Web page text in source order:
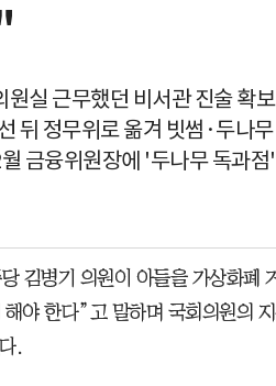
원실 근무했던 비서관 진술 확보
뒤 정무위로 옮겨 빗썸·두나
금융위원장에 '두나무 독과점
김병기 의원이 아들을 가상화폐
해야 한다”고 말하며 국회의원의
.